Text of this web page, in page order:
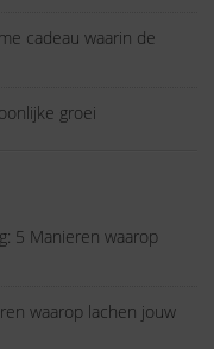
cadeau waarin de
groei
5 Manieren waarop
waarop lachen jouw